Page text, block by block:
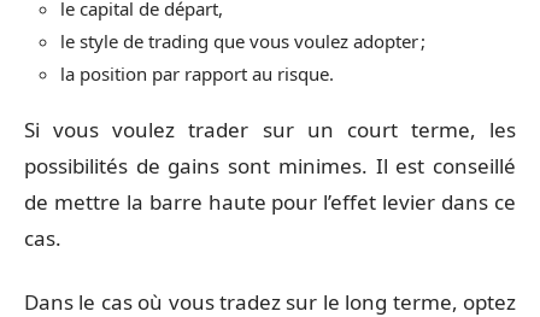
le capital de départ,
le style de trading que vous voulez adopter ;
la position par rapport au risque.
Si vous voulez trader sur un court terme, les
possibilités de gains sont minimes. Il est conseillé
de mettre la barre haute pour l’effet levier dans ce
cas.
Dans le cas où vous tradez sur le long terme, optez